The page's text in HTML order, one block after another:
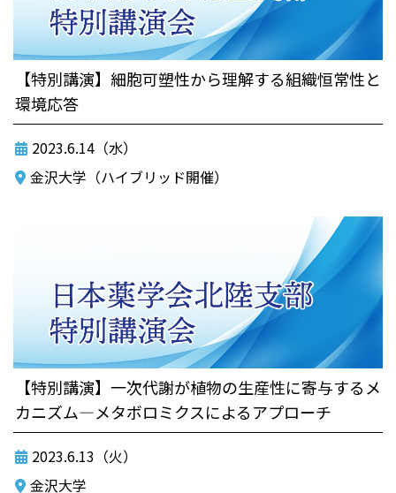
【特別講演】細胞可塑性から理解する組織恒常性と
環境応答
2023.6.14（水）
金沢大学（ハイブリッド開催）
【特別講演】一次代謝が植物の生産性に寄与するメ
カニズム―メタボロミクスによるアプローチ
2023.6.13（火）
金沢大学